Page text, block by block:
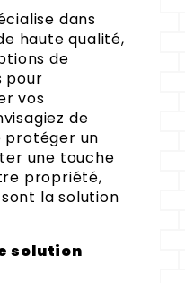
dans
haute qualité,
de
pour
vos
de
protéger un
une touche
propriété,
sont la solution
solution